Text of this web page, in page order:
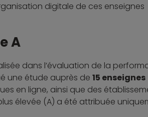
digitale de ces enseignes
A
dans l’évaluation de la
une étude auprès de15 enseignes
en ligne, ainsi que des
élevée (A) a été attribuée